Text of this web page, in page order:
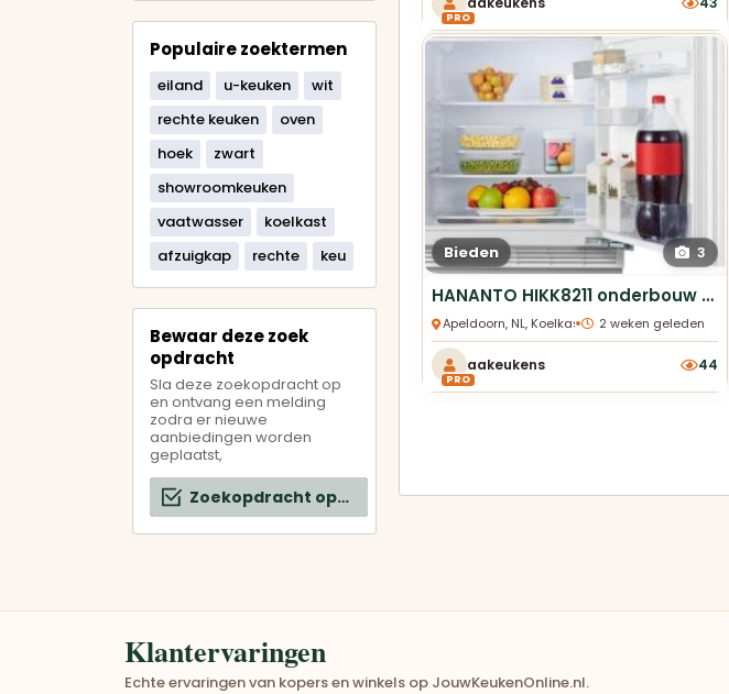
Populaire zoektermen
eiland u-keuken
wit
rechte keuken
oven
hoek
zwart
showroomkeuken
vaatwasser
koelkast
afzuigkap
rechte keu
Bewaar deze zoek
opdracht
Sla deze zoekopdracht op
en ontvang een melding
zodra er nieuwe
aanbiedingen worden
geplaatst,
Zoekopdracht opslaan
PRO
Bieden 3
HANANTO HIKK8211 onderbouw koelkast wit nieuw in doos
Apeldoorn, NL, Koelkasten
• 2 weken geleden
PRO
aakeukens 44
Klantervaringen
Echte ervaringen van kopers en winkels op JouwKeukenOnline.nl.